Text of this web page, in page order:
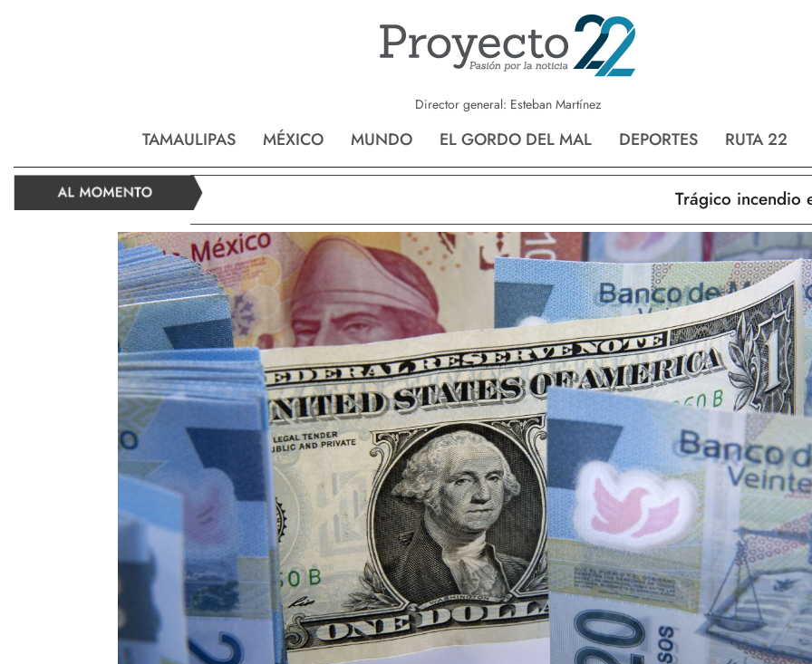
Director general: Esteban Martínez
TAMAULIPAS MÉXICO MUNDO EL GORDO DEL MAL DEPORTES RUTA 22
Reynosa Nvo. Laredo
Trágico incendio en